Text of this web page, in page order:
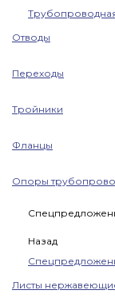
Отводы
Переходы
Тройники
Фланцы
Опоры
Назад
Листы